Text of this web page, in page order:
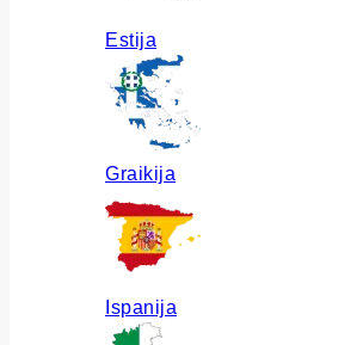
Estija
Graikija
Ispanija